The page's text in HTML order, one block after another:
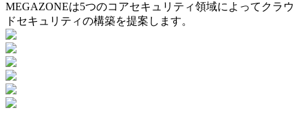
MEGAZONEは5つのコアセキュリティ領域によってクラウ
ドセキュリティの構築を提案します。